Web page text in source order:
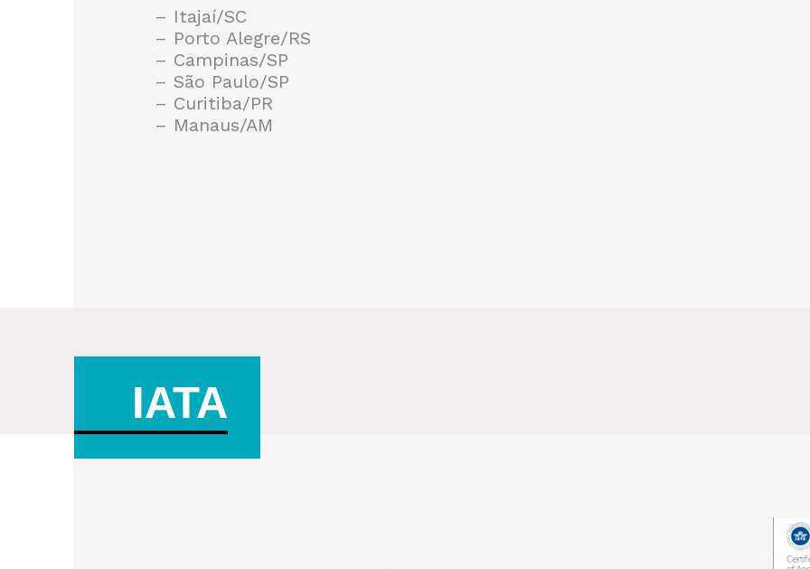
– Itajaí/SC
– Porto Alegre/RS
– Campinas/SP
– São Paulo/SP
– Curitiba/PR
– Manaus/AM
IATA